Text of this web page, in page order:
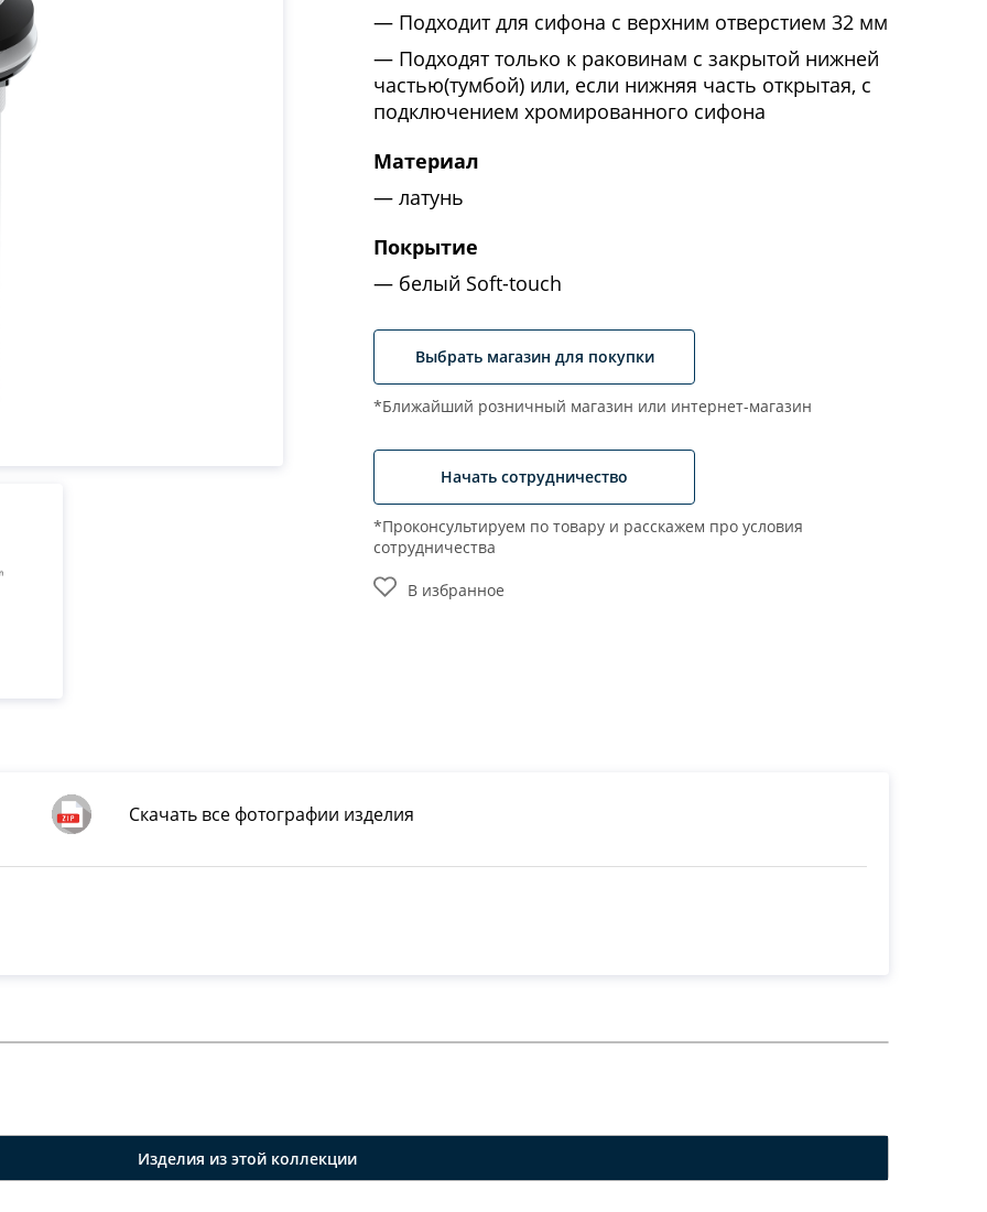
Подходит для сифона с верхним отверстием 32 мм
Подходят только к раковинам с закрытой нижней
частью(тумбой) или, если нижняя часть открытая, с
подключением хромированного сифона
Материал
латунь
Покрытие
белый Soft-touch
Выбрать магазин для покупки
*Ближайший розничный магазин или интернет-магазин
Начать сотрудничество
*Проконсультируем по товару и расскажем про условия
сотрудничества
В избранное
Скачать все фотографии изделия
Изделия из этой коллекции